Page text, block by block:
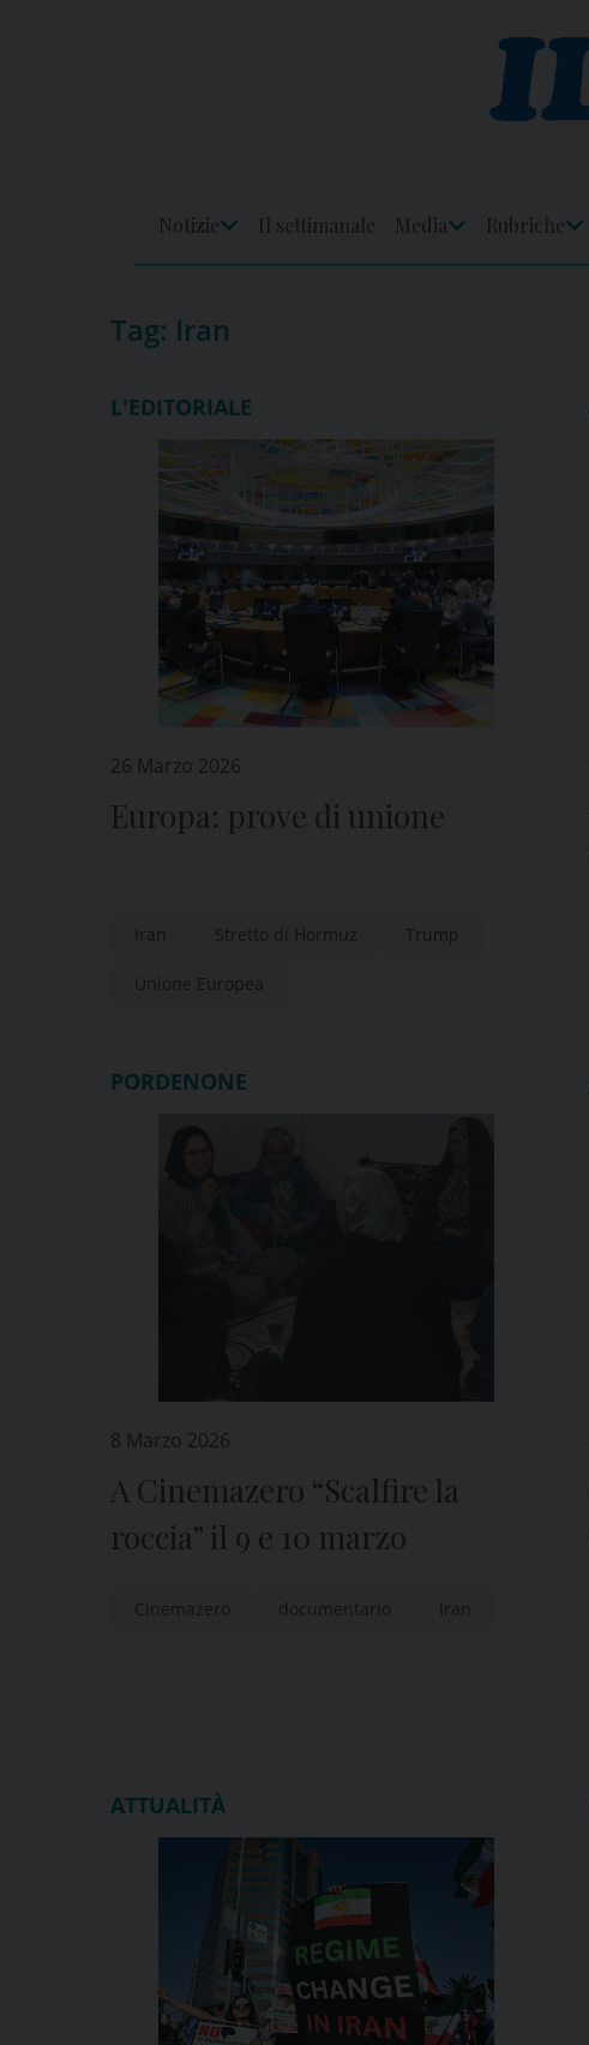
Notizie
Il settimanale
Media
Rubriche
Tag: Iran
L'EDITORIALE
26 Marzo 2026
Europa: prove di unione
Iran Stretto di Hormuz Trump
Unione Europea
PORDENONE
8 Marzo 2026
A Cinemazero “Scalfire la
roccia” il 9 e 10 marzo
Cinemazero documentario Iran
ATTUALITÀ